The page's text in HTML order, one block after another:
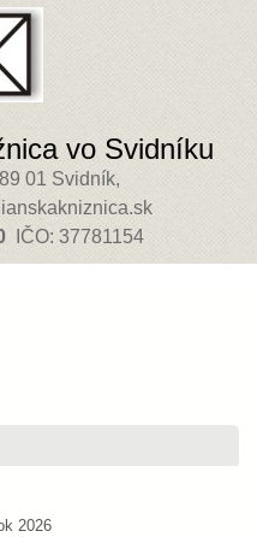
vo Svidníku
01 Svidník,
IČO: 37781154
2026